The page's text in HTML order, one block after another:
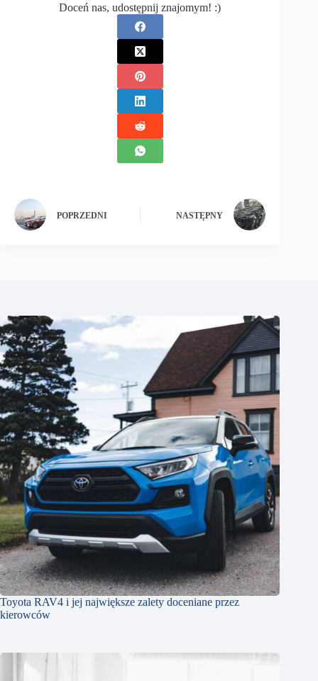
Doceń nas, udostępnij znajomym! :)
POPRZEDNI NASTĘPNY
Toyota RAV4 i jej największe zalety doceniane przez
kierowców